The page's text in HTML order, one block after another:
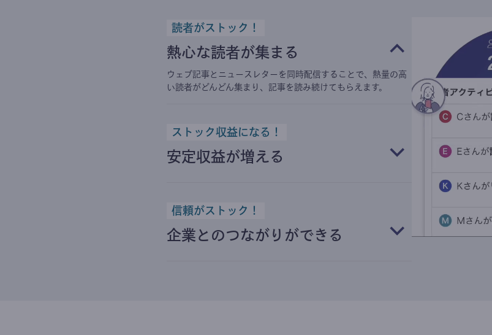
読者がストック！
熱心な読者が集まる
ウェブ記事とニュースレターを同時配信することで、熱量の高
い読者がどんどん集まり、記事を読み続けてもらえます。
ストック収益になる！
安定収益が増える
信頼がストック！
企業とのつながりができる